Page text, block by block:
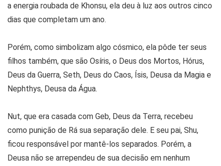
a energia roubada de Khonsu, ela deu à luz aos outros cinco
dias que completam um ano.
Porém, como simbolizam algo cósmico, ela pôde ter seus
filhos também, que são Osíris, o Deus dos Mortos, Hórus,
Deus da Guerra, Seth, Deus do Caos, Ísis, Deusa da Magia e
Nephthys, Deusa da Água.
Nut, que era casada com Geb, Deus da Terra, recebeu
como punição de Rá sua separação dele. E seu pai, Shu,
ficou responsável por mantê-los separados. Porém, a
Deusa não se arrependeu de sua decisão em nenhum